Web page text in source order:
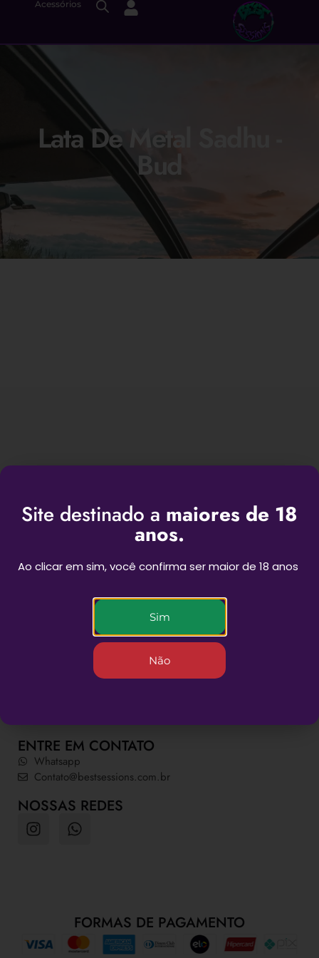
Acessórios
Lata De Metal Sadhu -
Bud
Novas experiências para as suas sessões
INFORMAÇÕES ÚTEIS
ENTRE EM CONTATO
Whatsapp
Contato@bestsessions.com.br
NOSSAS REDES
FORMAS DE PAGAMENTO
Site destinado a maiores de 18
anos.
Ao clicar em sim, você confirma ser maior de 18 anos
Sim
Não